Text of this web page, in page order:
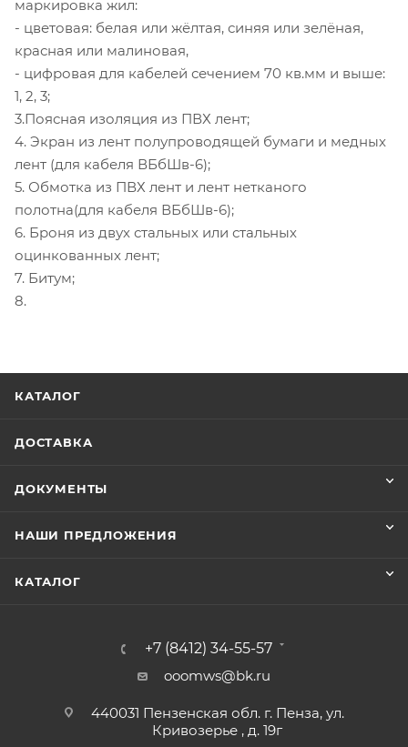
маркировка жил:
- цветовая: белая или жёлтая, синяя или зелёная,
красная или малиновая,
- цифровая для кабелей сечением 70 кв.мм и выше:
1, 2, 3;
3.Поясная изоляция из ПВХ лент;
4. Экран из лент полупроводящей бумаги и медных
лент (для кабеля ВБбШв-6);
5. Обмотка из ПВХ лент и лент нетканого
полотна(для кабеля ВБбШв-6);
6. Броня из двух стальных или стальных
оцинкованных лент;
7. Битум;
8.
КАТАЛОГ
ДОСТАВКА
ДОКУМЕНТЫ
НАШИ ПРЕДЛОЖЕНИЯ
КАТАЛОГ
+7 (8412) 34-55-57
ooomws@bk.ru
440031 Пензенская обл. г. Пенза, ул.
Кривозерье , д. 19г